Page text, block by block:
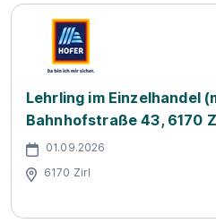
Lehrling im Einzelhandel
Bahnhofstraße 43, 6170
01.09.2026
6170 Zirl